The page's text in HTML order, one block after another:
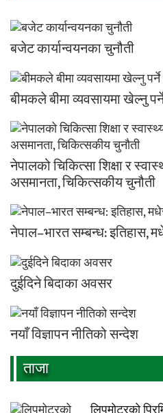
बजेट कार्यान्वयनका चुनौती
बीमकले बीमा व्यवसायमा खेल्नु
नेपालको चिकित्सा शिक्षा र
असमानता, चिकित्सकीय चुनौती
नेपाल–भारत सम्बन्ध: इतिहास,
दुईदिने बिदाका अवसर
नयाँ विज्ञापन नीतिको सन्देश
ताजा